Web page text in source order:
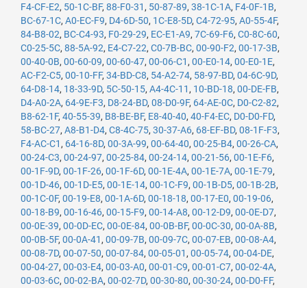
F4-CF-E2, 50-1C-BF, 88-F0-31 , 50-87-89, 38-1C-1A, F4-0F-1B,
BC-67-1C, A0-EC-F9, D4-6D-50, 1C-E8-5D, C4-72-95, A0-55-4F,
84-B8-02, BC-C4-93, F0-29-29, EC-E1-A9, 7C-69-F6, C0-8C-60,
C0-25-5C, 88-5A-92, E4-C7-22, C0-7B-BC, 00-90-F2, 00-17-3B,
00-40-0B, 00-60-09, 00-60-47, 00-06-C1 , 00-E0-14, 00-E0-1E,
AC-F2-C5, 00-10-FF, 34-BD-C8, 54-A2-74, 58-97-BD, 04-6C-9D,
64-D8-14, 18-33-9D, 5C-50-15, A4-4C-11 , 10-BD-18, 00-DE-FB,
D4-A0-2A, 64-9E-F3, D8-24-BD, 08-D0-9F, 64-AE-0C, D0-C2-82,
B8-62-1F, 40-55-39, B8-BE-BF, E8-40-40, 40-F4-EC, D0-D0-FD,
58-BC-27, A8-B1-D4, C8-4C-75, 30-37-A6, 68-EF-BD, 08-1F-F3,
F4-AC-C1 , 64-16-8D, 00-3A-99, 00-64-40, 00-25-B4, 00-26-CA,
00-24-C3, 00-24-97, 00-25-84, 00-24-14, 00-21-56, 00-1E-F6,
00-1F-9D, 00-1F-26, 00-1F-6D, 00-1E-4A, 00-1E-7A, 00-1E-79,
00-1D-46, 00-1D-E5, 00-1E-14, 00-1C-F9, 00-1B-D5, 00-1B-2B,
00-1C-0F, 00-19-E8, 00-1A-6D, 00-18-18, 00-17-E0, 00-19-06,
00-18-B9, 00-16-46, 00-15-F9, 00-14-A8, 00-12-D9, 00-0E-D7,
00-0E-39, 00-0D-EC, 00-0E-84, 00-0B-BF, 00-0C-30, 00-0A-8B,
00-0B-5F, 00-0A-41 , 00-09-7B, 00-09-7C, 00-07-EB, 00-08-A4,
00-08-7D, 00-07-50, 00-07-84, 00-05-01 , 00-05-74, 00-04-DE,
00-04-27, 00-03-E4, 00-03-A0, 00-01-C9, 00-01-C7, 00-02-4A,
00-03-6C, 00-02-BA, 00-02-7D, 00-30-80, 00-30-24, 00-D0-FF,